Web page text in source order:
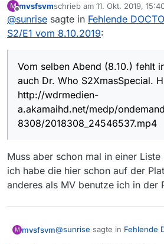
Dr. Who S2XmasSpecial. Hier
http://wdrmedien-
a.akamaihd.net/medp/
M
Offline
mvsfsvmschrieb am 11. Okt. 2019,
zuletzt editiert von mvsfsvm
@sunrise sagte in Fehlende
S2/E1 vom 8.10.2019:
Vom selben Abend (8.10.) fehlt
auch Dr. Who S2XmasSpecial.
http://wdrmedien-
a.akamaihd.net/medp/
8308/2018308_24546537.mp4
Muss aber schon mal in einer
ich habe die hier schon auf der
anderes als MV benutze ich in der
M mvsfsvm@sunrise sagte in Fehlende